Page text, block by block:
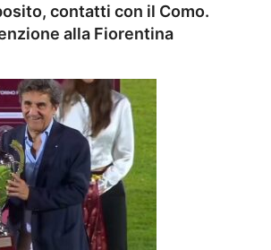
contatti con il Como.
alla Fiorentina